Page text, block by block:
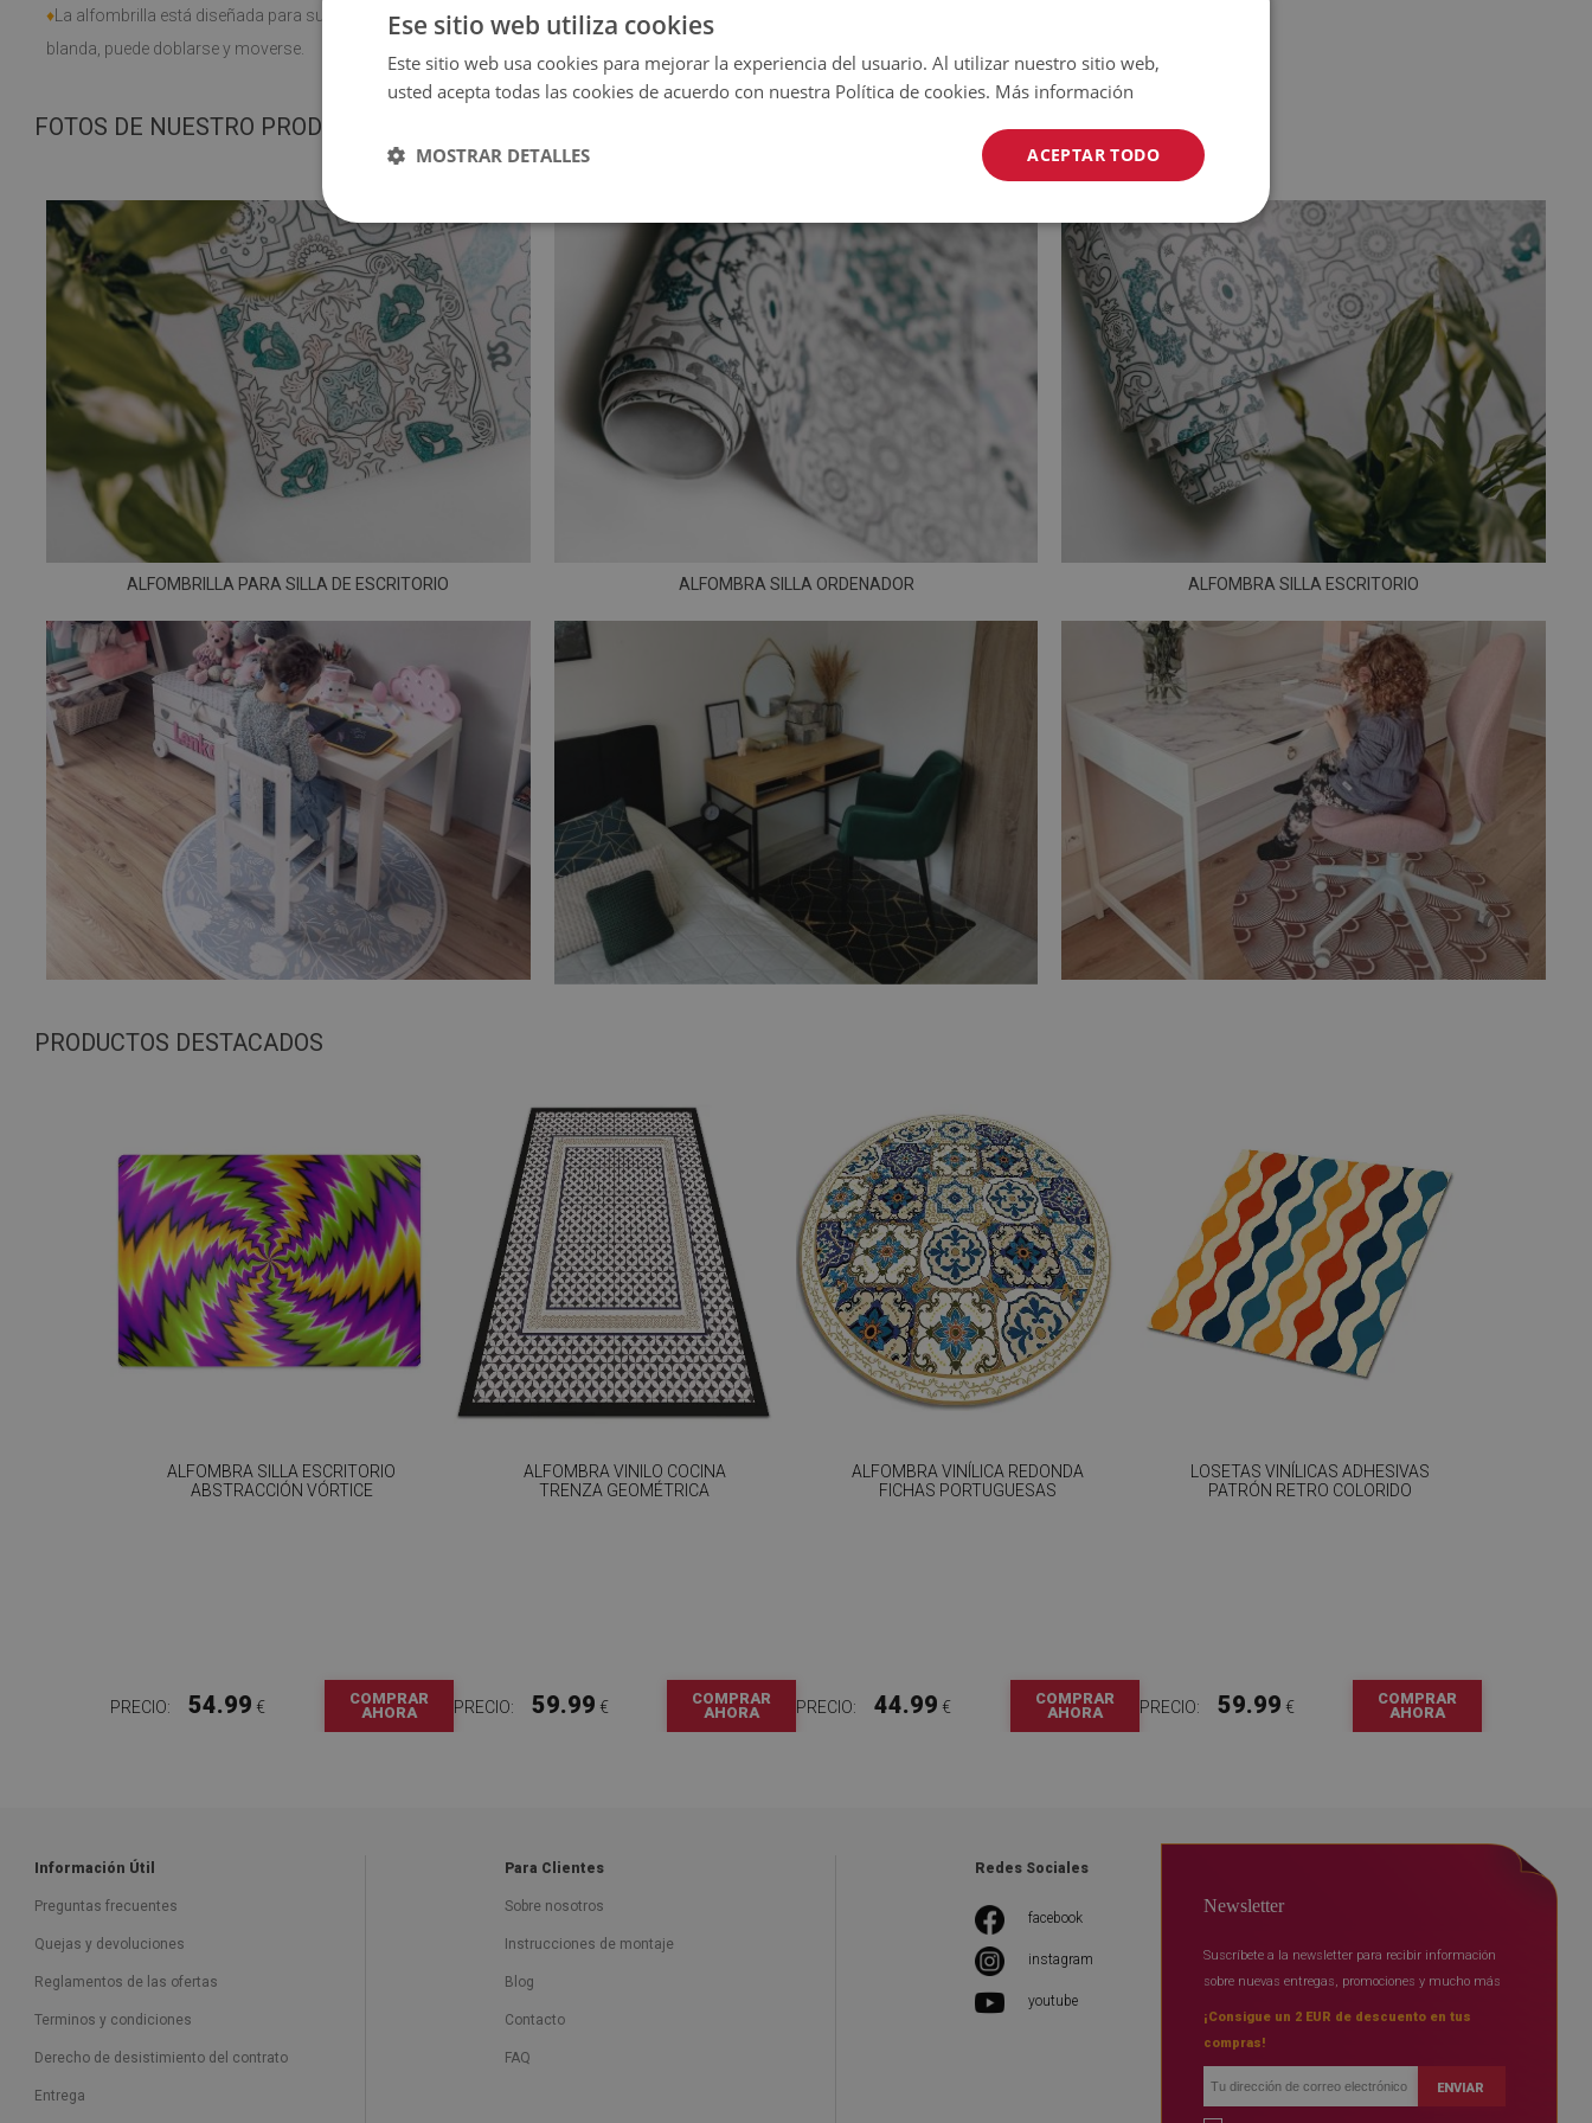
♦La alfombrilla está diseñada para su uso en superficies duras. Si se coloca sobre una superficie
blanda, puede doblarse y moverse.
FOTOS DE NUESTRO PRODUCTO
ALFOMBRILLA PARA SILLA DE ESCRITORIO ALFOMBRA SILLA ORDENADOR ALFOMBRA SILLA ESCRITORIO
PRODUCTOS DESTACADOS
ALFOMBRA SILLA ESCRITORIO
ABSTRACCIÓN VÓRTICE
PRECIO: 54.99 €
COMPRAR
AHORA
ALFOMBRA VINILO COCINA
TRENZA GEOMÉTRICA
PRECIO: 59.99 €
COMPRAR
AHORA
ALFOMBRA VINÍLICA REDONDA
FICHAS PORTUGUESAS
PRECIO: 44.99 €
COMPRAR
AHORA
LOSETAS VINÍLICAS ADHESIVAS
PATRÓN RETRO COLORIDO
PRECIO: 59.99 €
COMPRAR
AHORA
Información Útil
Preguntas frecuentes
Quejas y devoluciones
Reglamentos de las ofertas
Terminos y condiciones
Derecho de desistimiento del contrato
Entrega
Para Clientes
Sobre nosotros
Instrucciones de montaje
Blog
Contacto
FAQ
Redes Sociales
facebook
instagram
youtube
Newsletter
Suscríbete a la newsletter para recibir información
sobre nuevas entregas, promociones y mucho más
¡Consigue un 2 EUR de descuento en tus
compras!
ENVIAR
Ese sitio web utiliza cookies
Este sitio web usa cookies para mejorar la experiencia del usuario. Al utilizar nuestro sitio web,
usted acepta todas las cookies de acuerdo con nuestra Política de cookies. Más información
ACEPTAR TODO
MOSTRAR DETALLES